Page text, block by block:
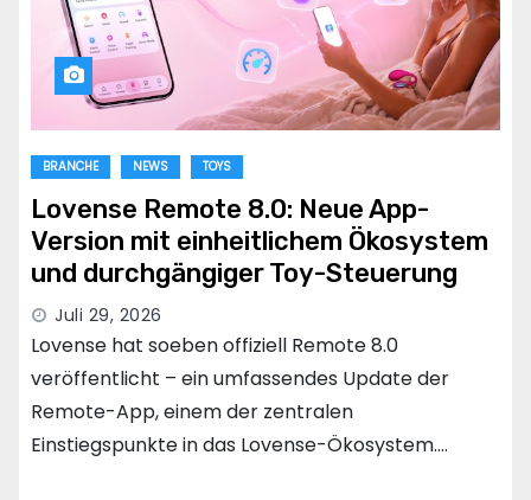
BRANCHE NEWS TOYS
Lovense Remote 8.0: Neue App-
Version mit einheitlichem Ökosystem
und durchgängiger Toy-Steuerung
Juli 29, 2026
Lovense hat soeben offiziell Remote 8.0
veröffentlicht – ein umfassendes Update der
Remote-App, einem der zentralen
Einstiegspunkte in das Lovense-Ökosystem.…